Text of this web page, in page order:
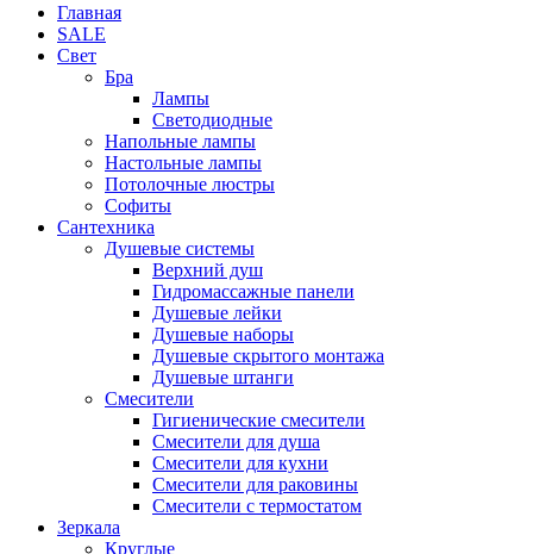
Главная
SALE
Свет
Бра
Лампы
Светодиодные
Напольные лампы
Настольные лампы
Потолочные люстры
Софиты
Сантехника
Душевые системы
Верхний душ
Гидромассажные панели
Душевые лейки
Душевые наборы
Душевые скрытого монтажа
Душевые штанги
Смесители
Гигиенические смесители
Смесители для душа
Смесители для кухни
Смесители для раковины
Смесители с термостатом
Зеркала
Круглые